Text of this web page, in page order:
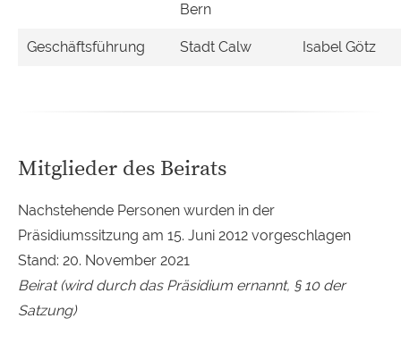
Bern
Geschäftsführung Stadt Calw Isabel Götz
Mitglieder des Beirats
Nachstehende Personen wurden in der
Präsidiumssitzung am 15. Juni 2012 vorgeschlagen
Stand: 20. November 2021
Beirat (wird durch das Präsidium ernannt, § 10 der
Satzung)